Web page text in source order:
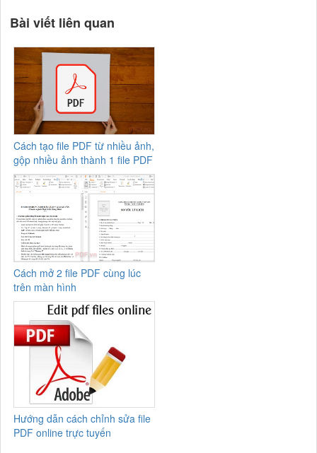
Bài viết liên quan
Cách tạo file PDF từ nhiều ảnh,
gộp nhiều ảnh thành 1 file PDF
Cách mở 2 file PDF cùng lúc
trên màn hình
Hướng dẫn cách chỉnh sửa file
PDF online trực tuyến